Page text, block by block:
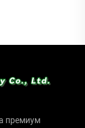
премиум